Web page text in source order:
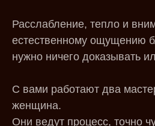
Расслабление, тепло и
естественному ощущению
нужно ничего доказывать
С вами работают два
женщина.
Они ведут процесс, точно